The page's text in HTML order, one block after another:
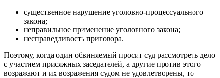
существенное нарушение уголовно-процессуального
закона;
неправильное применение уголовного закона;
несправедливость приговора.
Поэтому, когда один обвиняемый просит суд рассмотреть дело
с участием присяжных заседателей, а другие против этого
возражают и их возражения судом не удовлетворены, то